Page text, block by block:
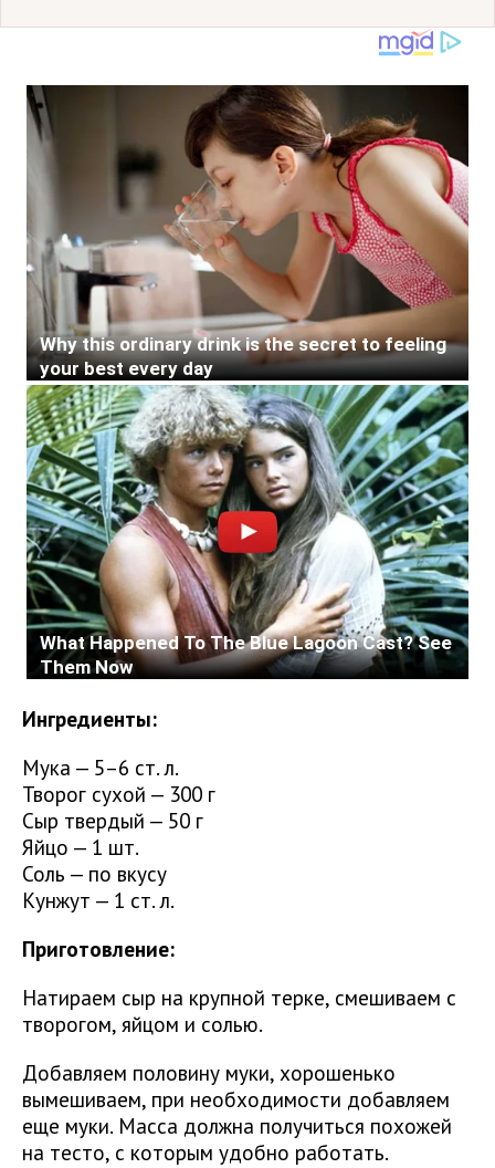
Ингредиенты:
Мука — 5–6 ст. л.
Творог сухой — 300 г
Сыр твердый — 50 г
Яйцо — 1 шт.
Соль — по вкусу
Кунжут — 1 ст. л.
Приготовление:
Натираем сыр на крупной терке, смешиваем с
творогом, яйцом и солью.
Добавляем половину муки, хорошенько
вымешиваем, при необходимости добавляем
еще муки. Масса должна получиться похожей
на тесто, с которым удобно работать.